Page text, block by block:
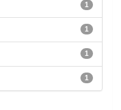
1
1
1
1